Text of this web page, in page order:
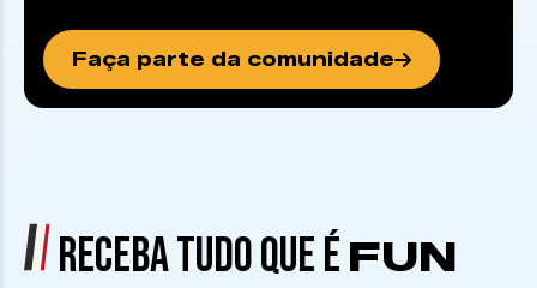
Faça parte da comunidade
RECEBA TUDO QUE É FUN